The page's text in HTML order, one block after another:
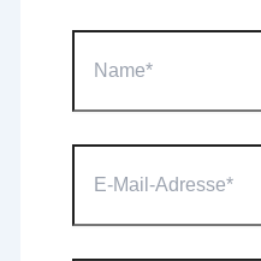
Mail-